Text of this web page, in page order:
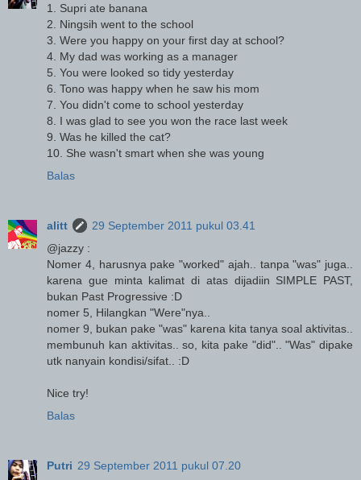
1. Supri ate banana
2. Ningsih went to the school
3. Were you happy on your first day at school?
4. My dad was working as a manager
5. You were looked so tidy yesterday
6. Tono was happy when he saw his mom
7. You didn't come to school yesterday
8. I was glad to see you won the race last week
9. Was he killed the cat?
10. She wasn't smart when she was young
Balas
alitt
29 September 2011 pukul 03.41
@jazzy :
Nomer 4, harusnya pake "worked" ajah.. tanpa "was" juga..
karena gue minta kalimat di atas dijadiin SIMPLE PAST,
bukan Past Progressive :D
nomer 5, Hilangkan "Were"nya..
nomer 9, bukan pake "was" karena kita tanya soal aktivitas..
membunuh kan aktivitas.. so, kita pake "did".. "Was" dipake
utk nanyain kondisi/sifat.. :D
Nice try!
Balas
Putri 29 September 2011 pukul 07.20